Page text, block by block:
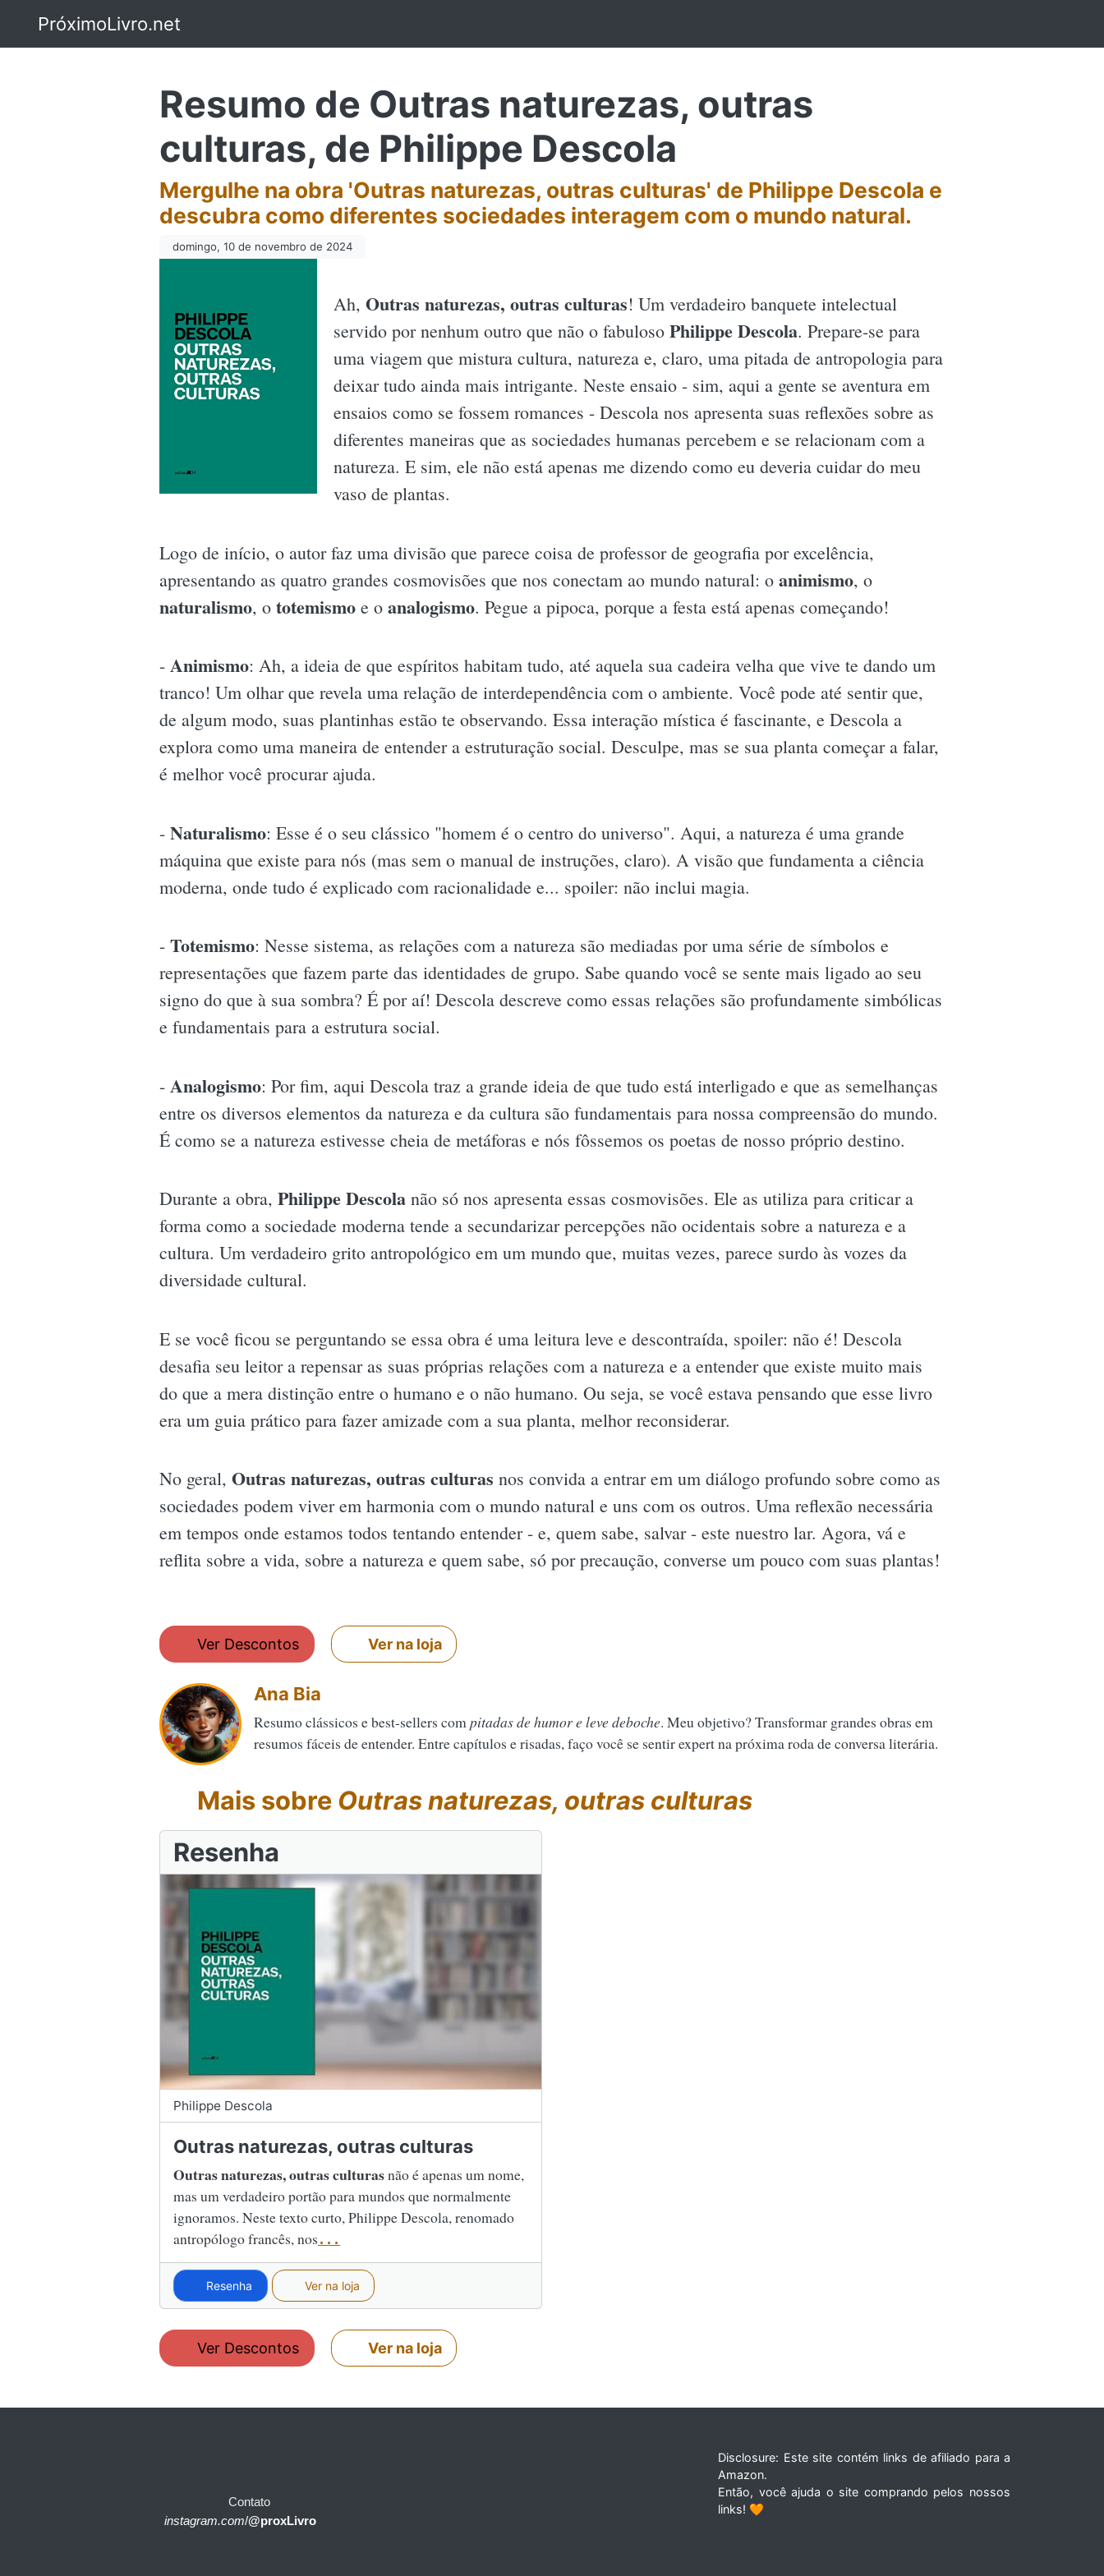
PróximoLivro.net
Resumo de Outras naturezas, outras
culturas, de Philippe Descola
Mergulhe na obra 'Outras naturezas, outras culturas' de Philippe Descola e
descubra como diferentes sociedades interagem com o mundo natural.
domingo, 10 de novembro de 2024
Ah, Outras naturezas, outras culturas! Um verdadeiro banquete intelectual
servido por nenhum outro que não o fabuloso Philippe Descola. Prepare-se para
uma viagem que mistura cultura, natureza e, claro, uma pitada de antropologia para
deixar tudo ainda mais intrigante. Neste ensaio - sim, aqui a gente se aventura em
ensaios como se fossem romances - Descola nos apresenta suas reflexões sobre as
diferentes maneiras que as sociedades humanas percebem e se relacionam com a
natureza. E sim, ele não está apenas me dizendo como eu deveria cuidar do meu
vaso de plantas.
Logo de início, o autor faz uma divisão que parece coisa de professor de geografia por excelência,
apresentando as quatro grandes cosmovisões que nos conectam ao mundo natural: o animismo, o
naturalismo, o totemismo e o analogismo. Pegue a pipoca, porque a festa está apenas começando!
- Animismo: Ah, a ideia de que espíritos habitam tudo, até aquela sua cadeira velha que vive te dando um
tranco! Um olhar que revela uma relação de interdependência com o ambiente. Você pode até sentir que,
de algum modo, suas plantinhas estão te observando. Essa interação mística é fascinante, e Descola a
explora como uma maneira de entender a estruturação social. Desculpe, mas se sua planta começar a falar,
é melhor você procurar ajuda.
- Naturalismo: Esse é o seu clássico "homem é o centro do universo". Aqui, a natureza é uma grande
máquina que existe para nós (mas sem o manual de instruções, claro). A visão que fundamenta a ciência
moderna, onde tudo é explicado com racionalidade e... spoiler: não inclui magia.
- Totemismo: Nesse sistema, as relações com a natureza são mediadas por uma série de símbolos e
representações que fazem parte das identidades de grupo. Sabe quando você se sente mais ligado ao seu
signo do que à sua sombra? É por aí! Descola descreve como essas relações são profundamente simbólicas
e fundamentais para a estrutura social.
- Analogismo: Por fim, aqui Descola traz a grande ideia de que tudo está interligado e que as semelhanças
entre os diversos elementos da natureza e da cultura são fundamentais para nossa compreensão do mundo.
É como se a natureza estivesse cheia de metáforas e nós fôssemos os poetas de nosso próprio destino.
Durante a obra, Philippe Descola não só nos apresenta essas cosmovisões. Ele as utiliza para criticar a
forma como a sociedade moderna tende a secundarizar percepções não ocidentais sobre a natureza e a
cultura. Um verdadeiro grito antropológico em um mundo que, muitas vezes, parece surdo às vozes da
diversidade cultural.
E se você ficou se perguntando se essa obra é uma leitura leve e descontraída, spoiler: não é! Descola
desafia seu leitor a repensar as suas próprias relações com a natureza e a entender que existe muito mais
do que a mera distinção entre o humano e o não humano. Ou seja, se você estava pensando que esse livro
era um guia prático para fazer amizade com a sua planta, melhor reconsiderar.
No geral, Outras naturezas, outras culturas nos convida a entrar em um diálogo profundo sobre como as
sociedades podem viver em harmonia com o mundo natural e uns com os outros. Uma reflexão necessária
em tempos onde estamos todos tentando entender - e, quem sabe, salvar - este nuestro lar. Agora, vá e
reflita sobre a vida, sobre a natureza e quem sabe, só por precaução, converse um pouco com suas plantas!
Ver Descontos Ver na loja
Ana Bia
Resumo clássicos e best-sellers compitadas de humor e leve deboche. Meu objetivo? Transformar grandes obras em
resumos fáceis de entender. Entre capítulos e risadas, faço você se sentir expert na próxima roda de conversa literária.
Mais sobre Outras naturezas, outras culturas
Resenha
Philippe Descola
Outras naturezas, outras culturas
Outras naturezas, outras culturasnão é apenas um nome,
mas um verdadeiro portão para mundos que normalmente
ignoramos. Neste texto curto, Philippe Descola, renomado
antropólogo francês, nos ...
Resenha Ver na loja
Ver Descontos Ver na loja
Contato
instagram.com/@proxLivro
Disclosure: Este site contém links de afiliado para a
Amazon.
Então, você ajuda o site comprando pelos nossos
links! 🧡